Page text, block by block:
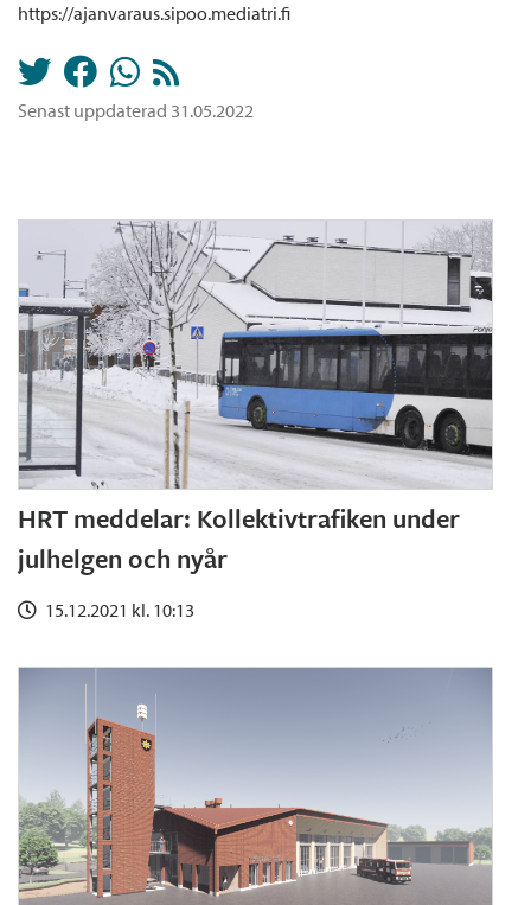
https://ajanvaraus.sipoo.mediatri.fi
Senast uppdaterad 31.05.2022
HRT meddelar: Kollektivtrafiken under
julhelgen och nyår
15.12.2021 kl. 10:13